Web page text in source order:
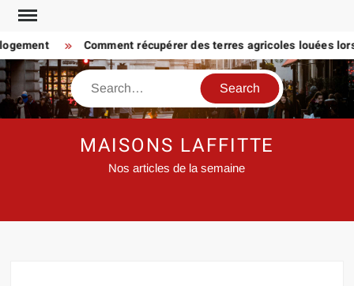
Skip
content
Comment récupérer des terres agricoles louées
Search
MAISONS LAFFITTE
Nos articles de la semaine